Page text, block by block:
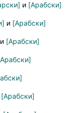
и [Арабски]
и [Арабски]
и [Арабски]
[Арабски]